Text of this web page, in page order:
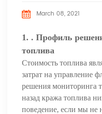
March 08, 2021
1. . Профиль
топлива
Стоимость топлива
затрат на управление
решения мониторинга
назад кража топлива
поведение, если мы не